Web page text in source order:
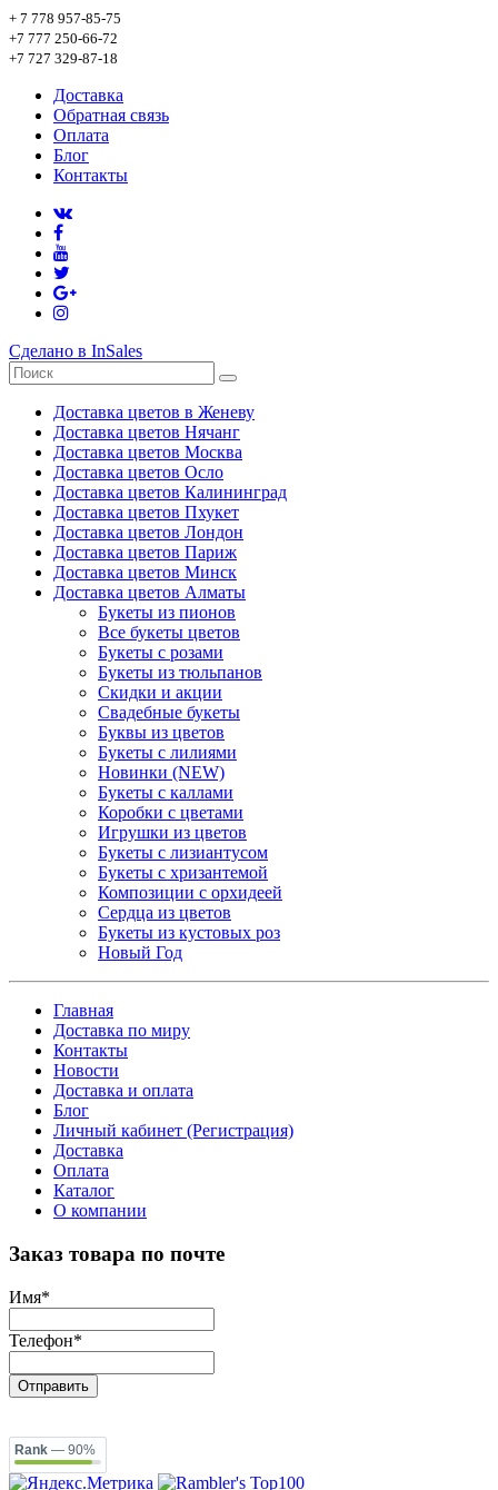
+ 7 778 957-85-75
+7 777 250-66-72
+7 727 329-87-18
Доставка
Обратная связь
Оплата
Блог
Контакты
Сделано в InSales
Доставка цветов в Женеву
Доставка цветов Нячанг
Доставка цветов Москва
Доставка цветов Осло
Доставка цветов Калининград
Доставка цветов Пхукет
Доставка цветов Лондон
Доставка цветов Париж
Доставка цветов Минск
Доставка цветов Алматы
Букеты из пионов
Все букеты цветов
Букеты с розами
Букеты из тюльпанов
Скидки и акции
Свадебные букеты
Буквы из цветов
Букеты с лилиями
Новинки (NEW)
Букеты с каллами
Коробки с цветами
Игрушки из цветов
Букеты с лизиантусом
Букеты с хризантемой
Композиции с орхидеей
Сердца из цветов
Букеты из кустовых роз
Новый Год
Главная
Доставка по миру
Контакты
Новости
Доставка и оплата
Блог
Личный кабинет (Регистрация)
Доставка
Оплата
Каталог
О компании
Заказ товара по почте
Имя*
Телефон*
Отправить
Rank — 90%